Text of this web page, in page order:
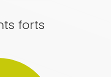
forts